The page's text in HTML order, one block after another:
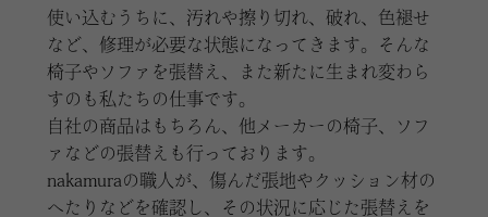
使い込むうちに、汚れや擦り切れ、破れ、色褪せ
など、修理が必要な状態になってきます。そんな
椅子やソファを張替え、また新たに生まれ変わら
すのも私たちの仕事です。
自社の商品はもちろん、他メーカーの椅子、ソフ
ァなどの張替えも行っております。
nakamuraの職人が、傷んだ張地やクッション材の
へたりなどを確認し、その状況に応じた張替えを